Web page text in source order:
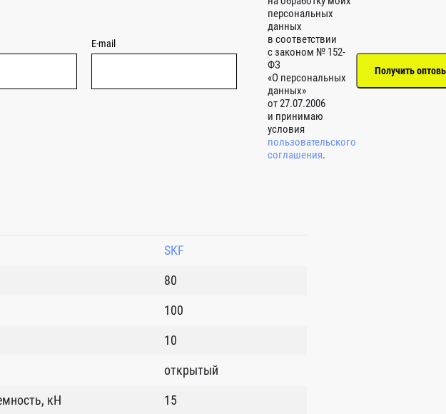
E-mail
персональных
данных
в соответствии
с законом № 152-
ФЗ
«О персональных
данных»
от 27.07.2006
и принимаю
условия
пользовательского
соглашения.
SKF
80
100
10
открытый
кН
15